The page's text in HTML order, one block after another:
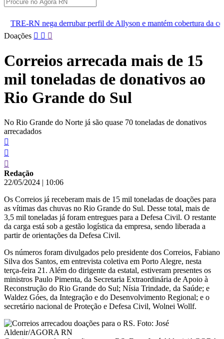
perfil de Allyson e mantém cobertura da convenção
Dupla
Pular
conteúdo
Doações
Correios arrecada mais de 15
mil toneladas de donativos ao
Rio Grande do Sul
No Rio Grande do Norte já são quase 70 toneladas de donativos
arrecadados
Redação
22/05/2024 | 10:06
Os Correios já receberam mais de 15 mil toneladas de doações para
as vítimas das chuvas no Rio Grande do Sul. Desse total, mais de
3,5 mil toneladas já foram entregues para a Defesa Civil. O restante
da carga está sob a gestão logística da empresa, sendo liberada a
partir de orientações da Defesa Civil.
Os números foram divulgados pelo presidente dos Correios, Fabiano
Silva dos Santos, em entrevista coletiva em Porto Alegre, nesta
terça-feira 21. Além do dirigente da estatal, estiveram presentes os
ministros Paulo Pimenta, da Secretaria Extraordinária de Apoio à
Reconstrução do Rio Grande do Sul; Nísia Trindade, da Saúde; e
Waldez Góes, da Integração e do Desenvolvimento Regional; e o
secretário nacional de Proteção e Defesa Civil, Wolnei Wollf.